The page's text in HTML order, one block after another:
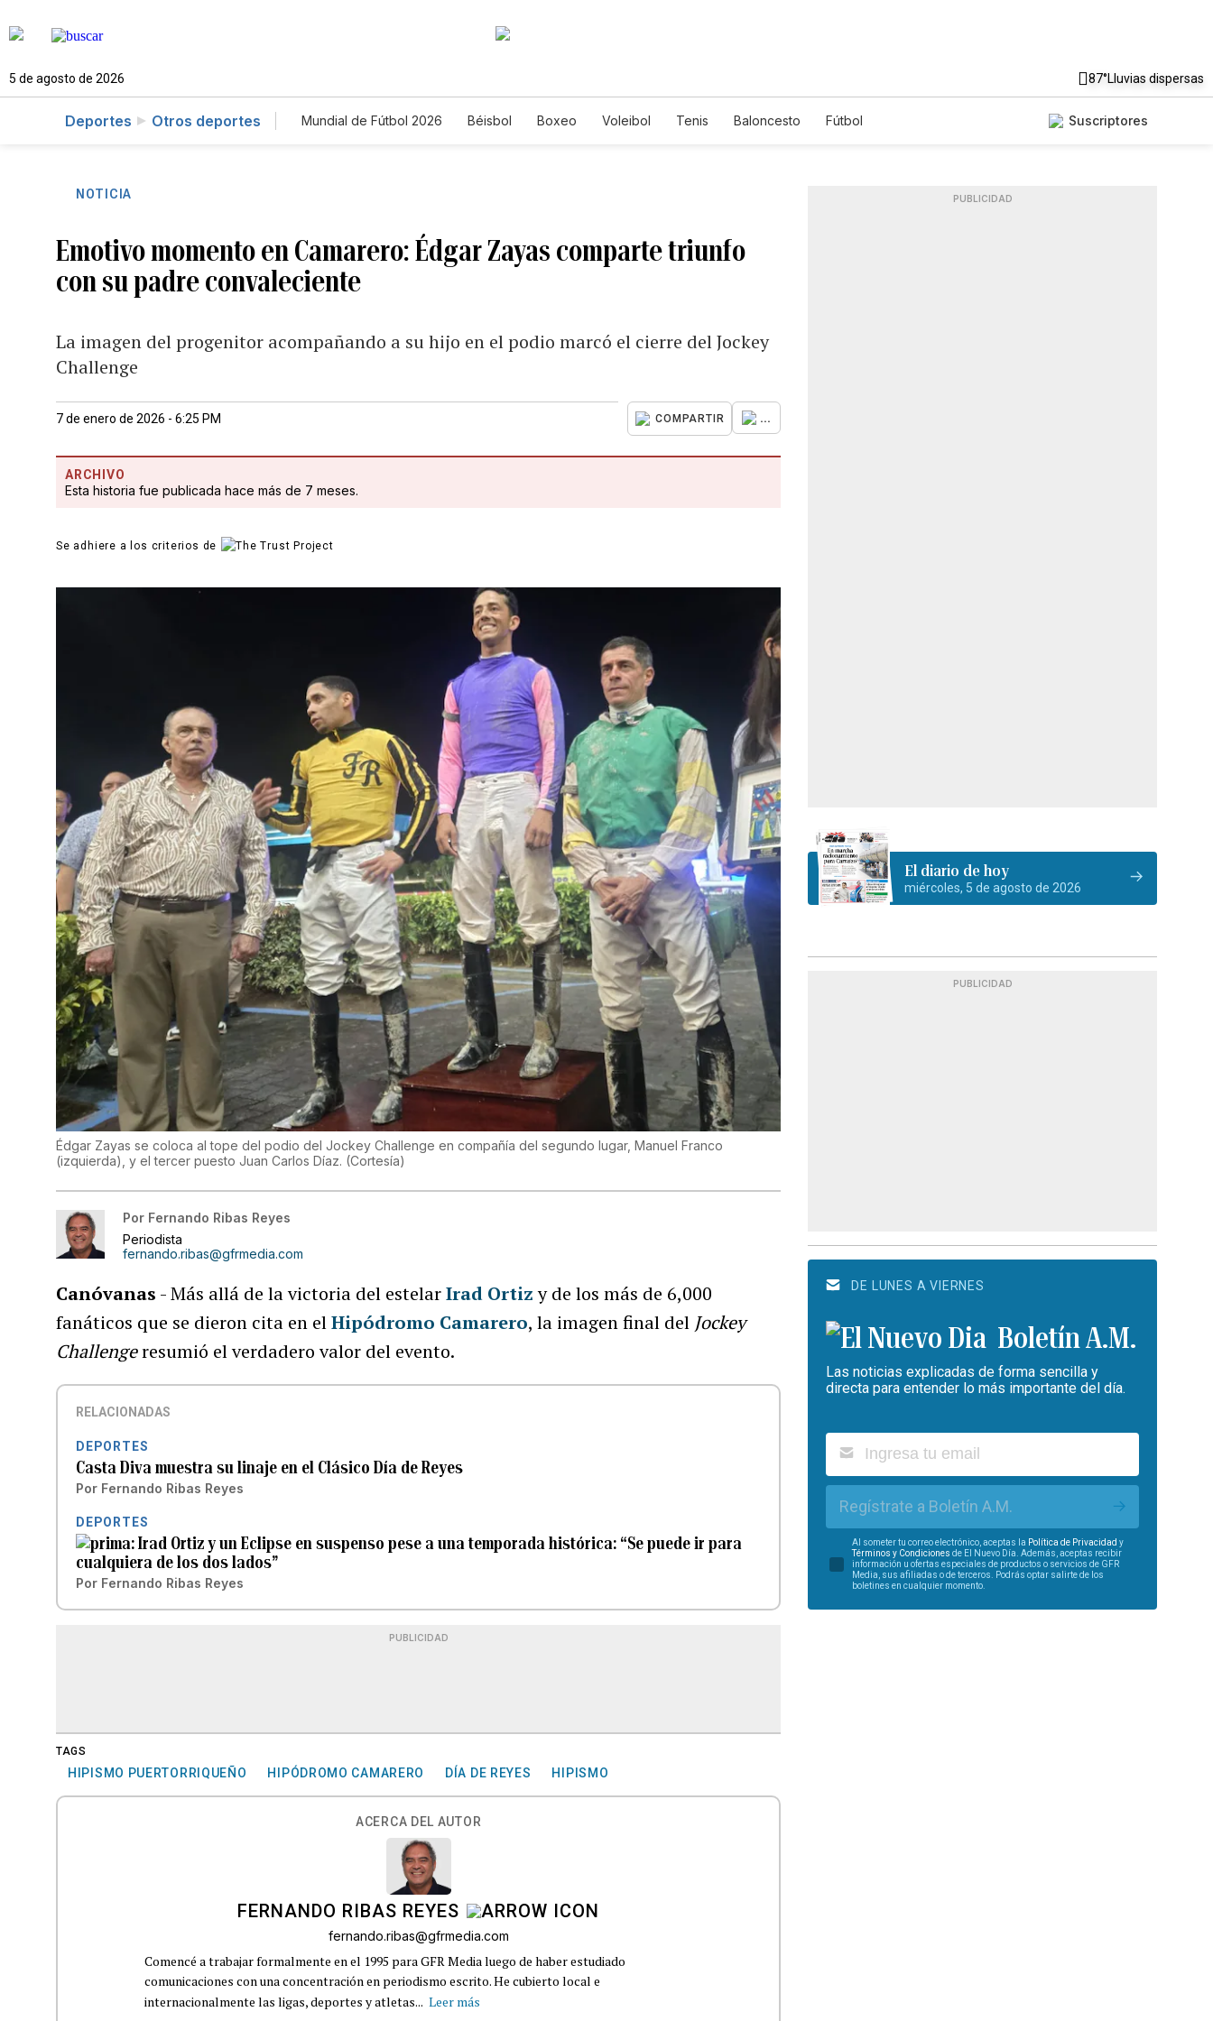
5 de agosto de 2026 87°Lluvias dispersas
Deportes Otros deportes Mundial de Fútbol 2026 Béisbol Boxeo Voleibol Tenis Baloncesto Fútbol Suscriptores
NOTICIA
Emotivo momento en Camarero: Édgar Zayas comparte triunfo
con su padre convaleciente
La imagen del progenitor acompañando a su hijo en el podio marcó el cierre del Jockey
Challenge
7 de enero de 2026 - 6:25 PM COMPARTIR ...
ARCHIVO
Esta historia fue publicada hace más de 7 meses.
Se adhiere a los criterios de
Édgar Zayas se coloca al tope del podio del Jockey Challenge en compañía del segundo lugar, Manuel Franco
(izquierda), y el tercer puesto Juan Carlos Díaz. (Cortesía)
Por Fernando Ribas Reyes
Periodista
fernando.ribas@gfrmedia.com
Canóvanas - Más allá de la victoria del estelarIrad Ortizy de los más de 6,000
fanáticos que se dieron cita en elHipódromo Camarero, la imagen final del Jockey
Challengeresumió el verdadero valor del evento.
RELACIONADAS
DEPORTES
Casta Diva muestra su linaje en el Clásico Día de Reyes
Por Fernando Ribas Reyes
DEPORTES
Irad Ortiz y un Eclipse en suspenso pese a una temporada histórica: “Se puede ir para
cualquiera de los dos lados”
Por Fernando Ribas Reyes
PUBLICIDAD
TAGS
HIPISMO PUERTORRIQUEÑO HIPÓDROMO CAMARERO DÍA DE REYES HIPISMO
ACERCA DEL AUTOR
FERNANDO RIBAS REYES
fernando.ribas@gfrmedia.com
Comencé a trabajar formalmente en el 1995 para GFR Media luego de haber estudiado
comunicaciones con una concentración en periodismo escrito. He cubierto local e
internacionalmente las ligas, deportes y atletas... Leer más
PUBLICIDAD
El diario de hoy
miércoles, 5 de agosto de 2026
PUBLICIDAD
DE LUNES A VIERNES
Boletín A.M.
Las noticias explicadas de forma sencilla y
directa para entender lo más importante del día.
Regístrate a Boletín A.M.
Al someter tu correo electrónico, aceptas la Política de Privacidad y
Términos y Condiciones de El Nuevo Día. Además, aceptas recibir
información u ofertas especiales de productos o servicios de GFR
Media, sus afiliadas o de terceros. Podrás optar salirte de los
boletines en cualquier momento.